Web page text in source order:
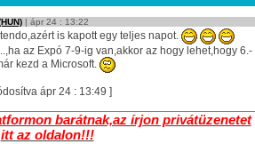
| ápr 24 : 13:22
is kapott egy teljes napot.
az Expó 7-9-ig van,akkor az hogy lehet,hogy 6.-
kezd a Microsoft.
ápr 24 : 13:49 ]
barátnak,az írjon privátüzenetet
itt az oldalon!!!